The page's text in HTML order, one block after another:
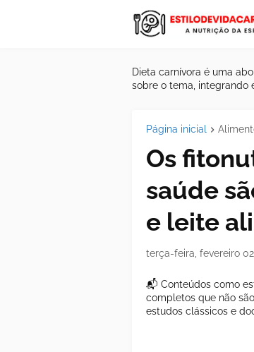
Dieta carnívora é uma
sobre o tema, integrando
Página inicial
Os
saúde
e leite
terça-feira, fevereiro
📬 Conteúdos como
completos que não
estudos clássicos e